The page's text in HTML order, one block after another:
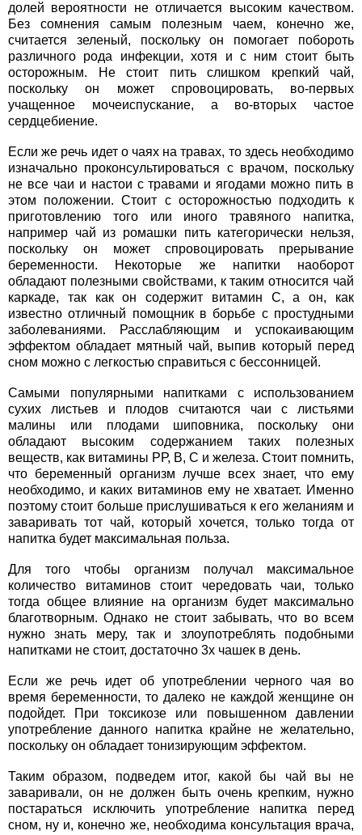
долей вероятности не отличается высоким качеством.
Без сомнения самым полезным чаем, конечно же,
считается зеленый, поскольку он помогает побороть
различного рода инфекции, хотя и с ним стоит быть
осторожным. Не стоит пить слишком крепкий чай,
поскольку он может спровоцировать, во-первых
учащенное мочеиспускание, а во-вторых частое
сердцебиение.
Если же речь идет о чаях на травах, то здесь необходимо
изначально проконсультироваться с врачом, поскольку
не все чаи и настои с травами и ягодами можно пить в
этом положении. Стоит с осторожностью подходить к
приготовлению того или иного травяного напитка,
например чай из ромашки пить категорически нельзя,
поскольку он может спровоцировать прерывание
беременности. Некоторые же напитки наоборот
обладают полезными свойствами, к таким относится чай
каркаде, так как он содержит витамин С, а он, как
известно отличный помощник в борьбе с простудными
заболеваниями. Расслабляющим и успокаивающим
эффектом обладает мятный чай, выпив который перед
сном можно с легкостью справиться с бессонницей.
Самыми популярными напитками с использованием
сухих листьев и плодов считаются чаи с листьями
малины или плодами шиповника, поскольку они
обладают высоким содержанием таких полезных
веществ, как витамины РР, В, С и железа. Стоит помнить,
что беременный организм лучше всех знает, что ему
необходимо, и каких витаминов ему не хватает. Именно
поэтому стоит больше прислушиваться к его желаниям и
заваривать тот чай, который хочется, только тогда от
напитка будет максимальная польза.
Для того чтобы организм получал максимальное
количество витаминов стоит чередовать чаи, только
тогда общее влияние на организм будет максимально
благотворным. Однако не стоит забывать, что во всем
нужно знать меру, так и злоупотреблять подобными
напитками не стоит, достаточно 3х чашек в день.
Если же речь идет об употреблении черного чая во
время беременности, то далеко не каждой женщине он
подойдет. При токсикозе или повышенном давлении
употребление данного напитка крайне не желательно,
поскольку он обладает тонизирующим эффектом.
Таким образом, подведем итог, какой бы чай вы не
заваривали, он не должен быть очень крепким, нужно
постараться исключить употребление напитка перед
сном, ну и, конечно же, необходима консультация врача,